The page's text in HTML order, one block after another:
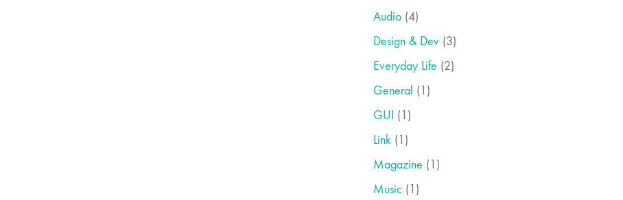
Audio(4)
Design & Dev(3)
Everyday Life (2)
General (1)
GUI (1)
Link(1)
Magazine (1)
Music(1)